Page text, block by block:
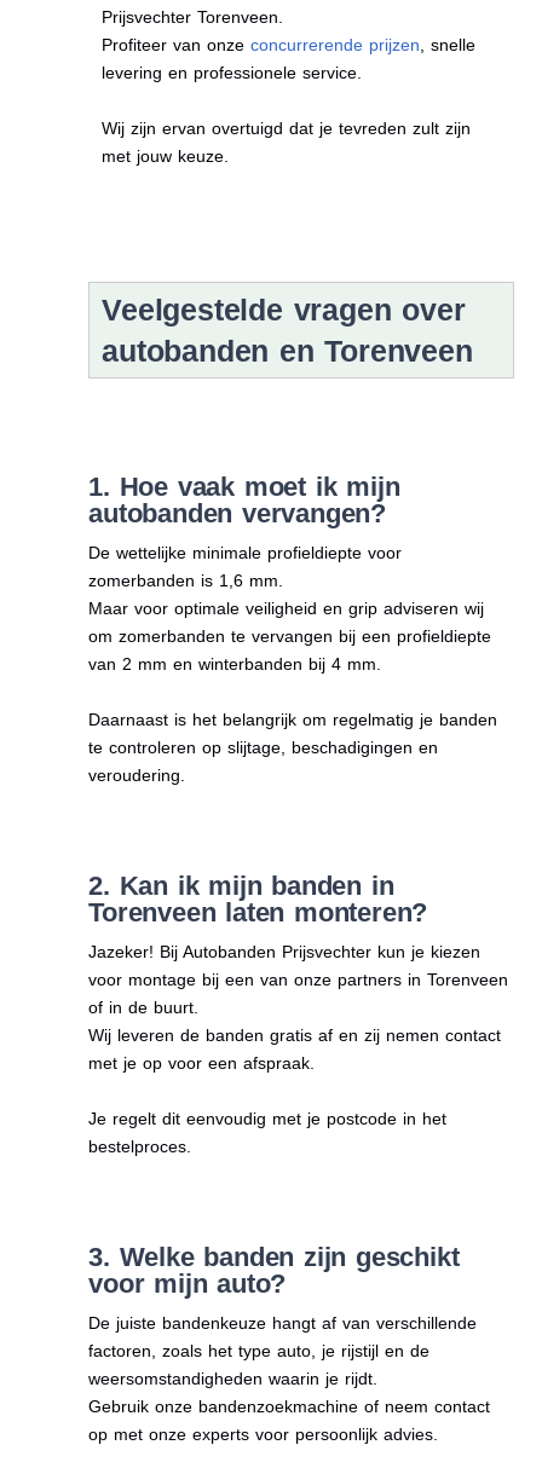
Prijsvechter Torenveen.
Profiteer van onze concurrerende prijzen , snelle
levering en professionele service.
Wij zijn ervan overtuigd dat je tevreden zult zijn
met jouw keuze.
Veelgestelde vragen over
autobanden en Torenveen
1. Hoe vaak moet ik mijn
autobanden vervangen?
De wettelijke minimale profieldiepte voor
zomerbanden is 1,6 mm.
Maar voor optimale veiligheid en grip adviseren wij
om zomerbanden te vervangen bij een profieldiepte
van 2 mm en winterbanden bij 4 mm.
Daarnaast is het belangrijk om regelmatig je banden
te controleren op slijtage, beschadigingen en
veroudering.
2. Kan ik mijn banden in
Torenveen laten monteren?
Jazeker! Bij Autobanden Prijsvechter kun je kiezen
voor montage bij een van onze partners in Torenveen
of in de buurt.
Wij leveren de banden gratis af en zij nemen contact
met je op voor een afspraak.
Je regelt dit eenvoudig met je postcode in het
bestelproces.
3. Welke banden zijn geschikt
voor mijn auto?
De juiste bandenkeuze hangt af van verschillende
factoren, zoals het type auto, je rijstijl en de
weersomstandigheden waarin je rijdt.
Gebruik onze bandenzoekmachine of neem contact
op met onze experts voor persoonlijk advies.